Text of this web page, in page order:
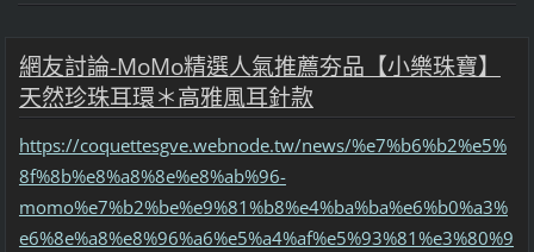
網友討論-MoMo精選人氣推薦夯品【小樂珠寶】
天然珍珠耳環＊高雅風耳針款
https://coquettesgve.webnode.tw/news/%e7%b6%b2%e5%
8f%8b%e8%a8%8e%e8%ab%96-
momo%e7%b2%be%e9%81%b8%e4%ba%ba%e6%b0%a3%
e6%8e%a8%e8%96%a6%e5%a4%af%e5%93%81%e3%80%9